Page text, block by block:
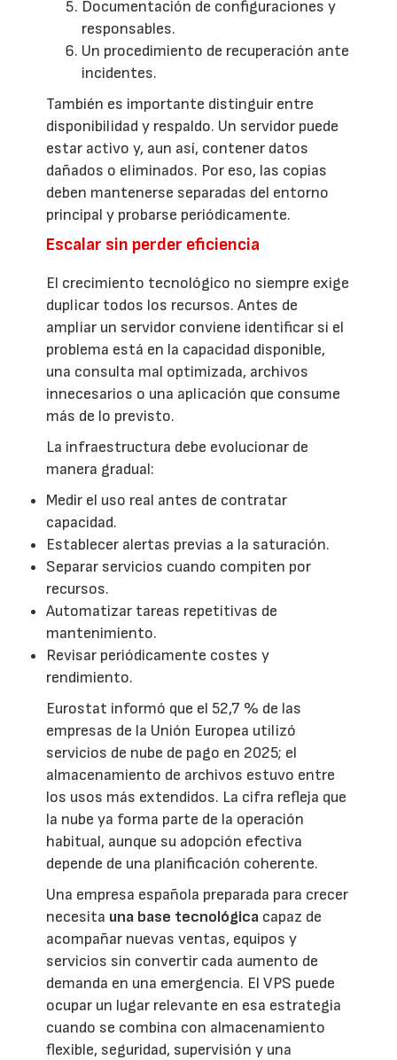
Documentación de configuraciones y
responsables.
Un procedimiento de recuperación ante
incidentes.
También es importante distinguir entre
disponibilidad y respaldo. Un servidor puede
estar activo y, aun así, contener datos
dañados o eliminados. Por eso, las copias
deben mantenerse separadas del entorno
principal y probarse periódicamente.
Escalar sin perder eficiencia
El crecimiento tecnológico no siempre exige
duplicar todos los recursos. Antes de
ampliar un servidor conviene identificar si el
problema está en la capacidad disponible,
una consulta mal optimizada, archivos
innecesarios o una aplicación que consume
más de lo previsto.
La infraestructura debe evolucionar de
manera gradual:
Medir el uso real antes de contratar
capacidad.
Establecer alertas previas a la saturación.
Separar servicios cuando compiten por
recursos.
Automatizar tareas repetitivas de
mantenimiento.
Revisar periódicamente costes y
rendimiento.
Eurostat informó que el 52,7 % de las
empresas de la Unión Europea utilizó
servicios de nube de pago en 2025; el
almacenamiento de archivos estuvo entre
los usos más extendidos. La cifra refleja que
la nube ya forma parte de la operación
habitual, aunque su adopción efectiva
depende de una planificación coherente.
Una empresa española preparada para crecer
necesita una base tecnológica capaz de
acompañar nuevas ventas, equipos y
servicios sin convertir cada aumento de
demanda en una emergencia. El VPS puede
ocupar un lugar relevante en esa estrategia
cuando se combina con almacenamiento
flexible, seguridad, supervisión y una